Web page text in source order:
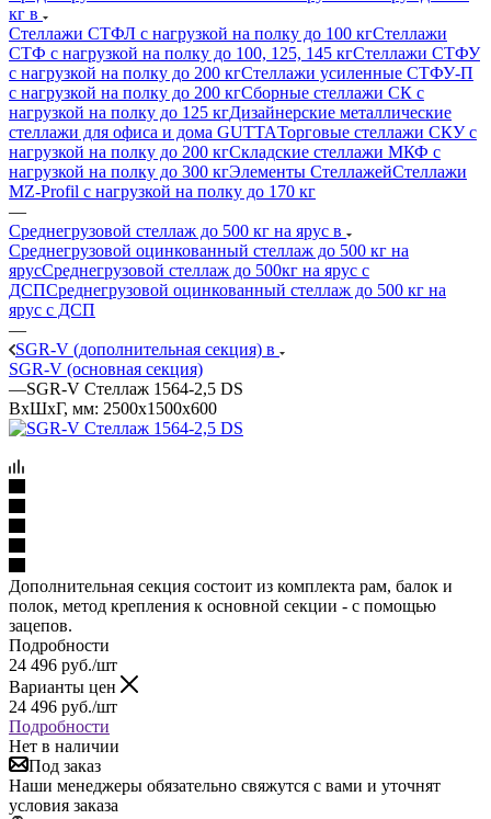
кг в
Стеллажи СТФЛ с нагрузкой на полку до 100 кгСтеллажи
СТФ с нагрузкой на полку до 100, 125, 145 кгСтеллажи СТФУ
с нагрузкой на полку до 200 кгСтеллажи усиленные СТФУ-П
с нагрузкой на полку до 200 кгСборные стеллажи СК с
нагрузкой на полку до 125 кгДизайнерские металлические
стеллажи для офиса и дома GUTTAТорговые стеллажи СКУ с
нагрузкой на полку до 200 кгСкладские стеллажи МКФ с
нагрузкой на полку до 300 кгЭлементы СтеллажейСтеллажи
MZ-Profil с нагрузкой на полку до 170 кг
—
Среднегрузовой стеллаж до 500 кг на ярус в
Среднегрузовой оцинкованный стеллаж до 500 кг на
ярусСреднегрузовой стеллаж до 500кг на ярус с
ДСПСреднегрузовой оцинкованный стеллаж до 500 кг на
ярус с ДСП
—
SGR-V (дополнительная секция) в
SGR-V (основная секция)
—SGR-V Стеллаж 1564-2,5 DS
ВхШхГ, мм: 2500x1500x600
Дополнительная секция состоит из комплекта рам, балок и
полок, метод крепления к основной секции - с помощью
зацепов.
Подробности
24 496 руб./шт
Варианты цен
24 496 руб./шт
Подробности
Нет в наличии
Под заказ
Наши менеджеры обязательно свяжутся с вами и уточнят
условия заказа